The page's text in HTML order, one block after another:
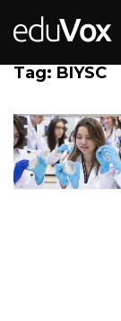
Tag: BIYSC